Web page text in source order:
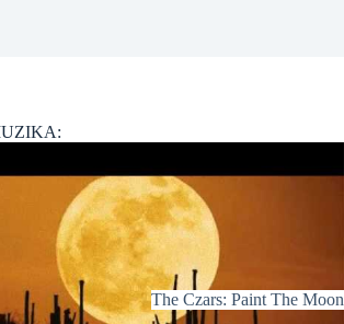
The Czars: Paint The Moon